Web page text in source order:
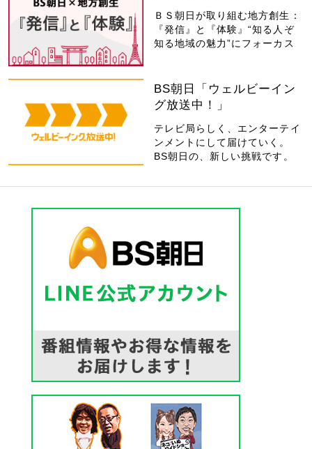
ＢＳ朝日が取り組む地方創生：
『発信』と『体験』“知る人ぞ
知る地域の魅力”にフォーカス
BS朝日「ウェルビーイン
グ放送中！」
テレビ局らしく、エンターテイ
ンメントにして届けていく。
BS朝日の、新しい挑戦です。